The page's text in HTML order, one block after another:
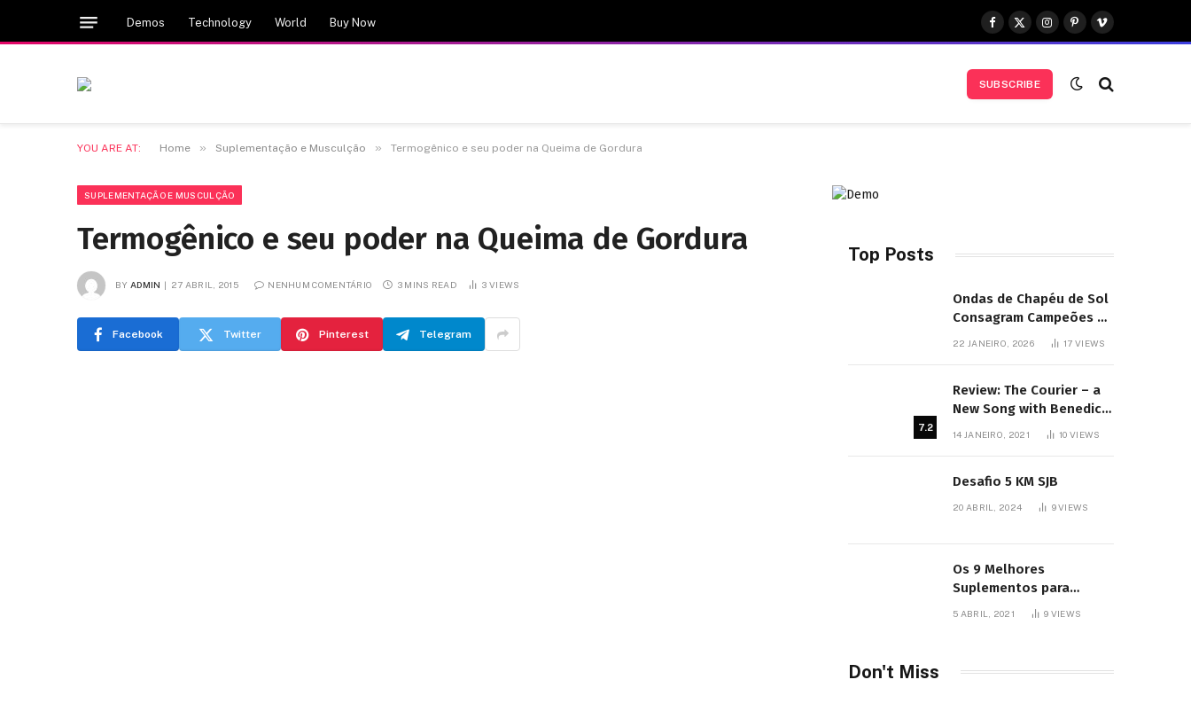
Demos Technology World Buy Now
Facebook
X
(Twitter)
Instagram
Pinterest
Vimeo
SUBSCRIBE
YOU ARE AT: Home » Suplementação e Musculção » Termogênico e seu poder na Queima de Gordura
SUPLEMENTAÇÃO E MUSCULÇÃO
Termogênico e seu poder na Queima de Gordura
BY ADMIN 27 ABRIL, 2015 NENHUM COMENTÁRIO 3 MINS READ 3 VIEWS
Facebook Twitter Pinterest Telegram
Top Posts
Ondas de Chapéu de Sol
Consagram Campeões do
Festival de Bodyboard
22 JANEIRO, 2026 17VIEWS
7.2
Review: The Courier – a
New Song with Benedict
14 JANEIRO, 2021 10VIEWS
Desafio 5 KM SJB
20 ABRIL, 2024 9VIEWS
Os 9 Melhores
Suplementos para
5 ABRIL, 2021 9 VIEWS
Don't Miss